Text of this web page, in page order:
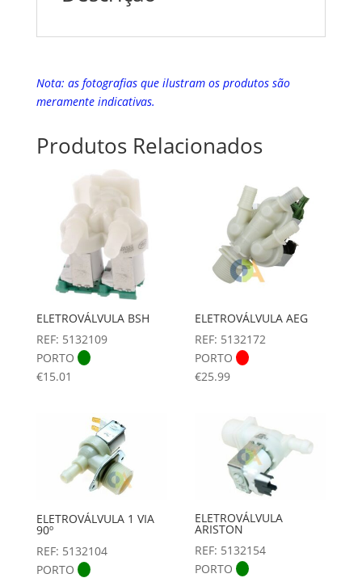
Nota: as fotografias que ilustram os produtos são
meramente indicativas.
Produtos Relacionados
ELETROVÁLVULA BSH
REF: 5132109
PORTO
€15.01
ELETROVÁLVULA AEG
REF: 5132172
PORTO
€25.99
ELETROVÁLVULA 1 VIA
90º
REF: 5132104
PORTO
ELETROVÁLVULA
ARISTON
REF: 5132154
PORTO